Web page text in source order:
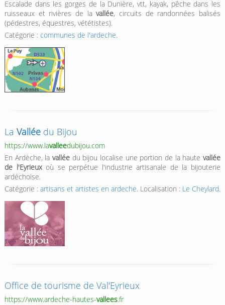
Escalade dans les gorges de la Dunière, vtt, kayak, pêche dans les
ruisseaux et rivières de lavallée, circuits de randonnées balisés
(pédestres, équestres, vététistes).
Catégorie : communes de l'ardeche.
La Valléedu Bijou
https://www.lavalleedubijou.com
En Ardèche, la valléedu bijou localise une portion de la hautevallée
de l'Eyrieuxoù se perpétue l'industrie artisanale de la bijouterie
ardéchoise.
Catégorie : artisans et artistes en ardeche. Localisation : Le Cheylard.
Office de tourisme de Val'Eyrieux
https://www.ardeche-hautes-vallees.fr